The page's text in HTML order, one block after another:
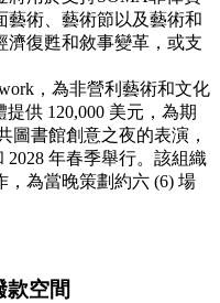
藝術、藝術節以及藝術和
濟復甦和敘事變革，或支
，為非營利藝術和文化
供 120,000 美元，為期
圖書館創意之夜的表演，
2028 年春季舉行。該組織
，為當晚策劃約六 (6) 場
款空間